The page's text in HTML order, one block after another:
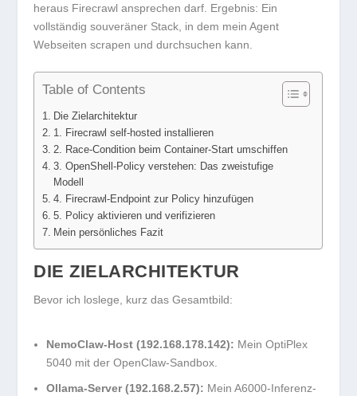
heraus Firecrawl ansprechen darf. Ergebnis: Ein
vollständig souveräner Stack, in dem mein Agent
Webseiten scrapen und durchsuchen kann.
Table of Contents
Die Zielarchitektur
1. Firecrawl self-hosted installieren
2. Race-Condition beim Container-Start umschiffen
3. OpenShell-Policy verstehen: Das zweistufige
Modell
4. Firecrawl-Endpoint zur Policy hinzufügen
5. Policy aktivieren und verifizieren
Mein persönliches Fazit
DIE ZIELARCHITEKTUR
Bevor ich loslege, kurz das Gesamtbild:
NemoClaw-Host (192.168.178.142): Mein OptiPlex
5040 mit der OpenClaw-Sandbox.
Ollama-Server (192.168.2.57): Mein A6000-Inferenz-